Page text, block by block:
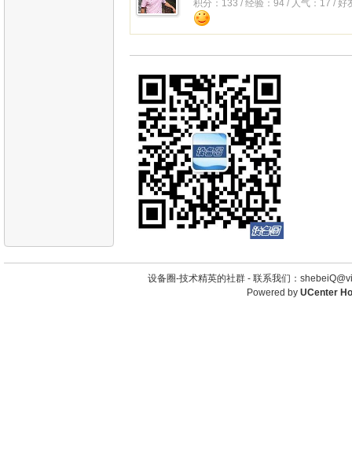
积分：133 / 经验：94 / 人气：17 / 好
设备圈-技术精英的社群 - 联系我们：
Powered by UCenter